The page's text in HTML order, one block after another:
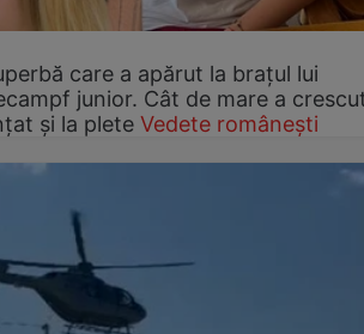
care a apărut la brațul lui
junior. Cât de mare a
și la plete Vedete românești